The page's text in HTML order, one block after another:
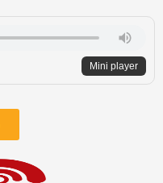
Mini player